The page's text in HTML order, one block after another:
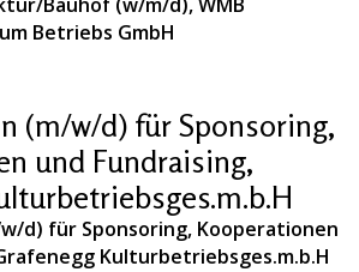
Betriebs GmbH
(m/w/d) für Sponsoring,
und Fundraising,
d) für Sponsoring, Kooperationen
Kulturbetriebsges.m.b.H